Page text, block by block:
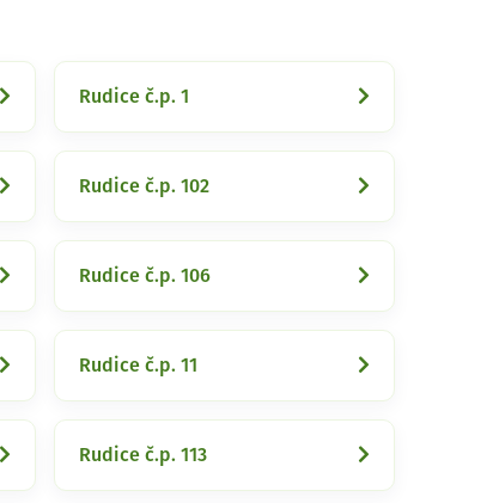
Rudice č.p. 1
Rudice č.p. 102
Rudice č.p. 106
Rudice č.p. 11
Rudice č.p. 113